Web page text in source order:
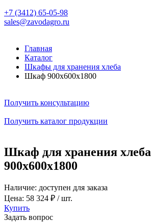
+7 (3412) 65-05-98
sales@zavodagro.ru
Главная
Каталог
Шкафы для хранения хлеба
Шкаф 900x600x1800
Получить консультацию
Получить каталог продукции
Шкаф для хранения хлеба
900x600x1800
Наличие: доступен для заказа
Цена: 58 324 ₽ / шт.
Купить
Задать вопрос